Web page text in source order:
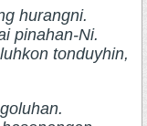
hurangni.
pinahan-Ni.
tonduyhin,